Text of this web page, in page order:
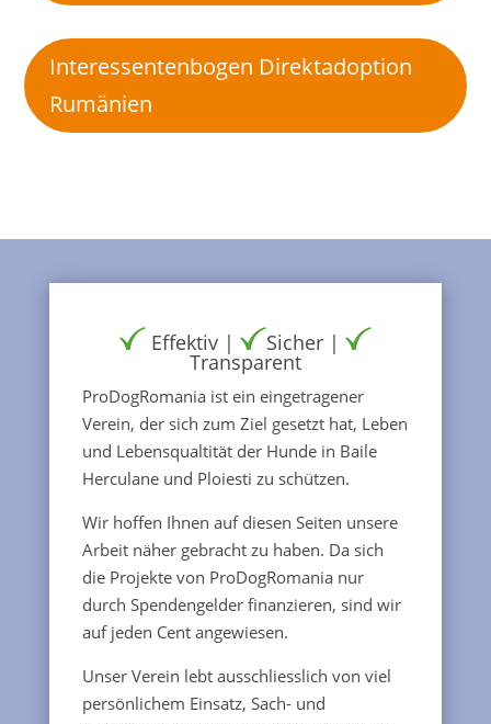
Interessentenbogen Direktadoption
Rumänien
Effektiv | Sicher |
Transparent
ProDogRomania ist ein eingetragener
Verein, der sich zum Ziel gesetzt hat, Leben
und Lebensqualtität der Hunde in Baile
Herculane und Ploiesti zu schützen.
Wir hoffen Ihnen auf diesen Seiten unsere
Arbeit näher gebracht zu haben. Da sich
die Projekte von ProDogRomania nur
durch Spendengelder finanzieren, sind wir
auf jeden Cent angewiesen.
Unser Verein lebt ausschliesslich von viel
persönlichem Einsatz, Sach- und